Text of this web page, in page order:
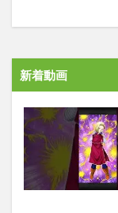
新着動画